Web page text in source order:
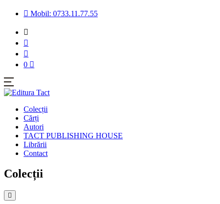
Mobil: 0733.11.77.55
0
Colecții
Cărți
Autori
TACT PUBLISHING HOUSE
Librării
Contact
Colecții